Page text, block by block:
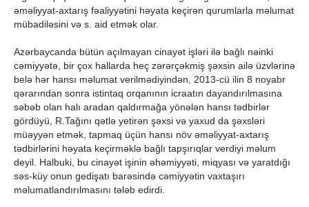
əməliyyat-axtarış fəaliyyətini həyata keçirən qurumlarla məlumat
mübadiləsini və s. aid etmək olar.
Azərbaycanda bütün açılmayan cinayət işləri ilə bağlı nəinki
cəmiyyətə, bir çox hallarda heç zərərçəkmiş şəxsin ailə üzvlərinə
belə hər hansı məlumat verilmədiyindən, 2013-cü ilin 8 noyabr
qərarından sonra istintaq orqanının icraatın dayandırılmasına
səbəb olan halı aradan qaldırmağa yönələn hansı tədbirlər
gördüyü, R.Tağını qətlə yetirən şəxsi və yaxud da şəxsləri
müəyyən etmək, tapmaq üçün hansı növ əməliyyat-axtarış
tədbirlərini həyata keçirməklə bağlı tapşırıqlar verdiyi məlum
deyil. Halbuki, bu cinayət işinin əhəmiyyəti, miqyası və yaratdığı
səs-küy onun gedişatı barəsində cəmiyyətin vaxtaşırı
məlumatlandırılmasını tələb edirdi.